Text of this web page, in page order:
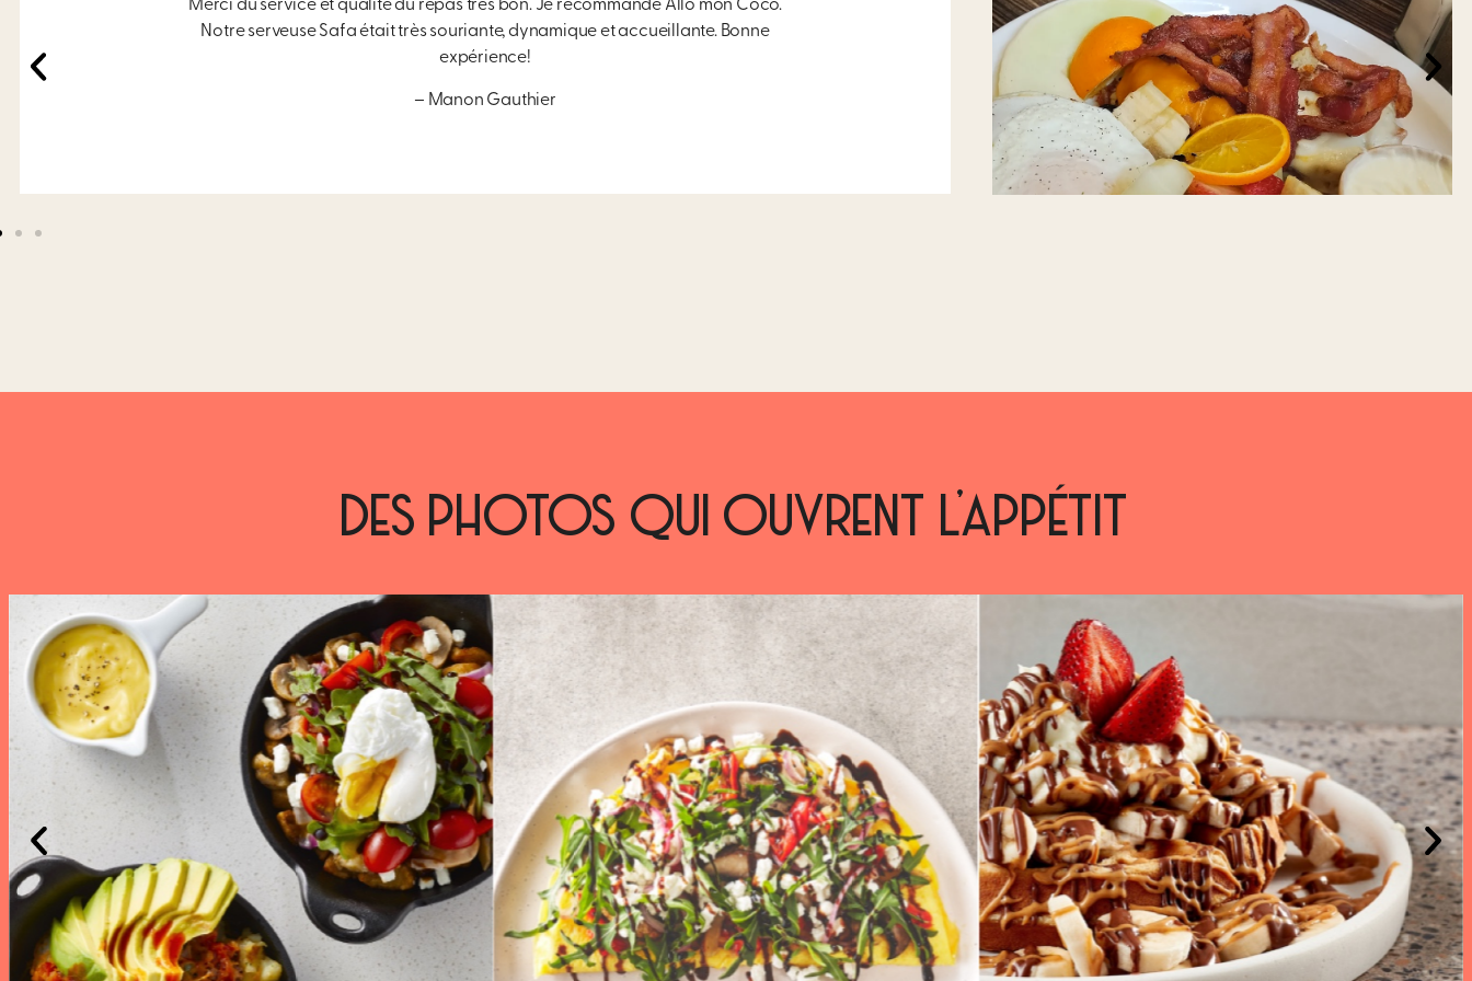
Merci du service et qualité du repas très bon. Je recommande Allô mon Coco.
Notre serveuse Safa était très souriante, dynamique et accueillante. Bonne
expérience!
– Manon Gauthier
DES PHOTOS QUI OUVRENT L’APPÉTIT